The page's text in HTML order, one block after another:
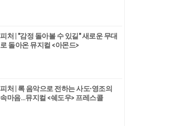
피처 | "감정 돌아볼 수 있길" 새로운 무대
로 돌아온 뮤지컬 <아몬드>
피처 | 록 음악으로 전하는 사도∙영조의
속마음…뮤지컬 <쉐도우> 프레스콜